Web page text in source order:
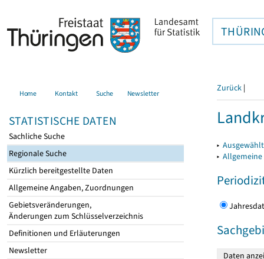
Home Kontakt Suche Newsletter
STATISTISCHE DATEN
Sachliche Suche
Regionale Suche
Kürzlich bereitgestellte Daten
Allgemeine Angaben, Zuordnungen
Gebietsveränderungen,
Änderungen zum Schlüsselverzeichnis
Definitionen und Erläuterungen
Newsletter
Zurück |
▸
▸